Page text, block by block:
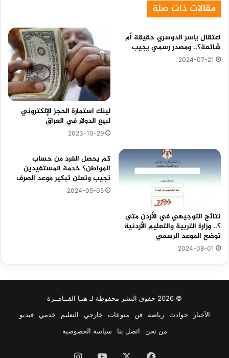
مقالات ذات صلة
اعتقال ياسر الدوسري حقيقة أم
شائعة؟.. ومصدر رسمي يجيب
2024-07-21
لينك استمارة الحجز الإلكتروني
لبيع الدولار في العراق
2023-10-29
نتائج التوجيهي في الأردن متى
؟.. وزارة التربية والتعليم الأردنية
توضح الموعد الرسمي
2024-08-01
كم يحصل الفرد من حساب
المواطن؟ خدمة المستفيدين
تجيب وتعلن تبكير موعد الصرف
2024-05-05
© 2026 حقوق النشر محفوظة لـ هنـا القــاهــرة
الأخبار
حوادث رياضة فن منوعات خارجي التعليم خدمي
فيديو
من نحن
اتصل بنا سياسة الخصوصية
فيسبوك ‫YouTubeانستقرام